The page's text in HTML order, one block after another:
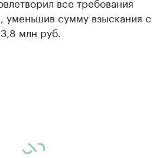
уменьшив сумму взыскания с
млн руб.